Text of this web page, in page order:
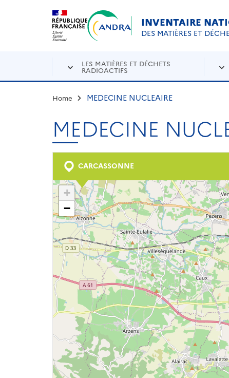
Aller au contenu principal
INVENTAIRE
DES MATIÈRES ET
LES MATIÈRES ET DÉCHETS
RADIOACTIFS
Home MEDECINE NUCLEAIRE
MEDECINE
CARCASSONNE
+
−